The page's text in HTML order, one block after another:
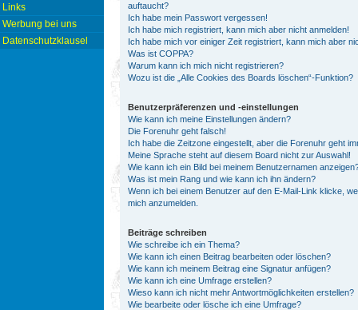
Links
Werbung bei uns
Datenschutzklausel
auftaucht?
Ich habe mein Passwort vergessen!
Ich habe mich registriert, kann mich aber nicht anmelden!
Ich habe mich vor einiger Zeit registriert, kann mich aber
Was ist COPPA?
Warum kann ich mich nicht registrieren?
Wozu ist die „Alle Cookies des Boards löschen“-Funktion?
Benutzerpräferenzen und -einstellungen
Wie kann ich meine Einstellungen ändern?
Die Forenuhr geht falsch!
Ich habe die Zeitzone eingestellt, aber die Forenuhr geht
Meine Sprache steht auf diesem Board nicht zur Auswahl!
Wie kann ich ein Bild bei meinem Benutzernamen
Was ist mein Rang und wie kann ich ihn ändern?
Wenn ich bei einem Benutzer auf den E-Mail-Link klicke,
mich anzumelden.
Beiträge schreiben
Wie schreibe ich ein Thema?
Wie kann ich einen Beitrag bearbeiten oder löschen?
Wie kann ich meinem Beitrag eine Signatur anfügen?
Wie kann ich eine Umfrage erstellen?
Wieso kann ich nicht mehr Antwortmöglichkeiten erstellen?
Wie bearbeite oder lösche ich eine Umfrage?